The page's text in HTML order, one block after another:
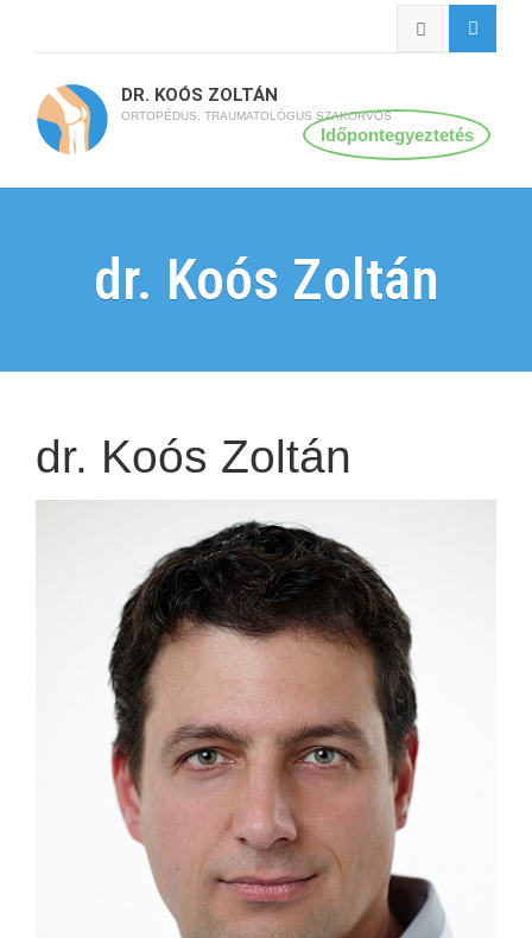
DR. KOÓS ZOLTÁN
ORTOPÉDUS, TRAUMATOLÓGUS SZAKORVOS
Időpontegyeztetés
dr. Koós Zoltán
dr. Koós Zoltán